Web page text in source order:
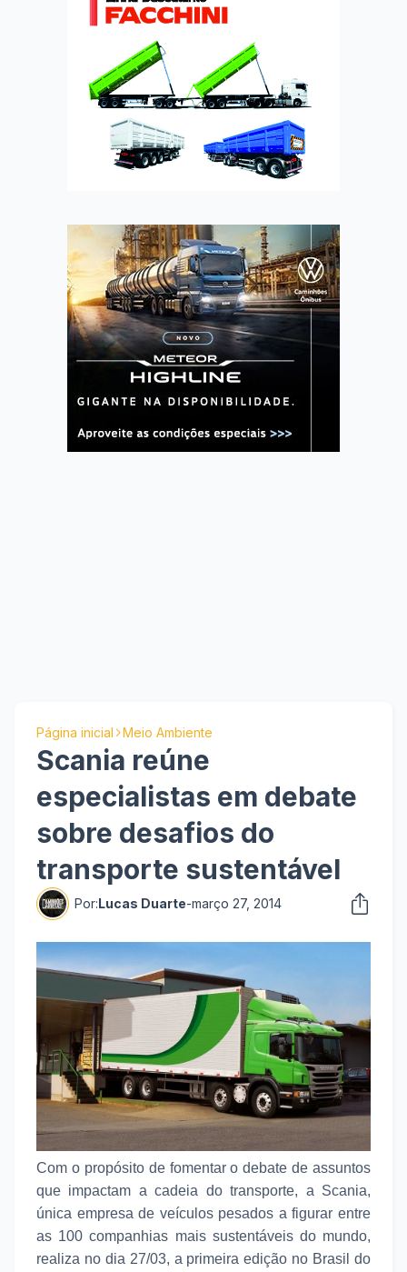
Página inicial Meio Ambiente
Scania reúne
especialistas em debate
sobre desafios do
transporte sustentável
Por:Lucas Duarte-março 27, 2014
Com o propósito de fomentar o debate de assuntos
que impactam a cadeia do transporte, a Scania,
única empresa de veículos pesados a figurar entre
as 100 companhias mais sustentáveis do mundo,
realiza no dia 27/03, a primeira edição no Brasil do